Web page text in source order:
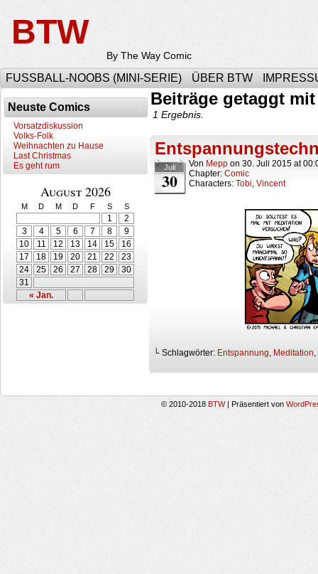
BTW
By The Way Comic
FUSSBALL-NOOBS (MINI-SERIE) ÜBER BTW
Neuste Comics
Vorsatzdiskussion
Volks-Folk
Weihnachten zu Hause
Last Christmas
Es geht rum
August 2026
M D M D F S S
« Jan.
1
2
3
4 5 6 7 8
9
10
11 12 13 14 15
16
17
18 19 20 21 22
23
24
25 26 27 28 29
30
31
Beiträge getaggt
1 Ergebnis.
Juli
30
Von Mepp on 30. Juli 2015 at
Chapter: Comic
Characters: Tobi, Vincent
└ Schlagwörter: Entspannung, Meditation,
© 2010-2018 BTW Präsentiert von